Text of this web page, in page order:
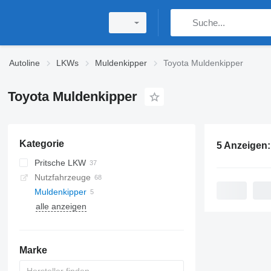
Autoline LKWs Muldenkipper Toyota Muldenkipper
Toyota Muldenkipper
Kategorie
Pritsche LKW
Nutzfahrzeuge
Muldenkipper
alle anzeigen
Marke
5 Anzeigen: